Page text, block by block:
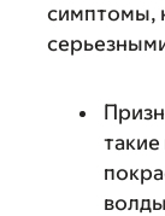
симптомы,
такие